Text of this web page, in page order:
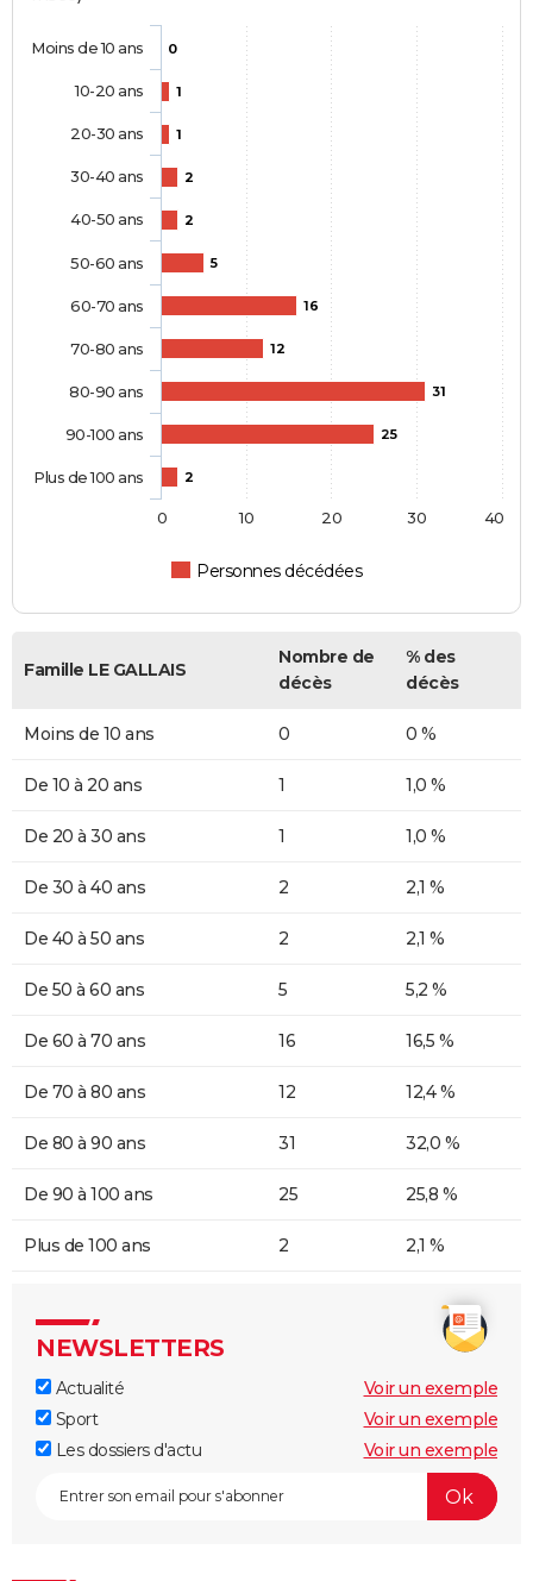
0
1
1
2
2
5
16
12
31
25
2
Personnes décédées
Moins de 10 ans
10-20 ans
20-30 ans
30-40 ans
40-50 ans
50-60 ans
60-70 ans
70-80 ans
80-90 ans
90-100 ans
Plus de 100 ans
0 10 20 30 40
Famille LE GALLAIS
Nombre de
décès
% des
décès
Moins de 10 ans 0 0 %
De 10 à 20 ans 1 1,0 %
De 20 à 30 ans 1 1,0 %
De 30 à 40 ans 2 2,1 %
De 40 à 50 ans 2 2,1 %
De 50 à 60 ans 5 5,2 %
De 60 à 70 ans 16 16,5 %
De 70 à 80 ans 12 12,4 %
De 80 à 90 ans 31 32,0 %
De 90 à 100 ans 25 25,8 %
Plus de 100 ans 2 2,1 %
NEWSLETTERS
Actualité
Voir un exemple
Sport
Voir un exemple
Les dossiers d'actu
Voir un exemple